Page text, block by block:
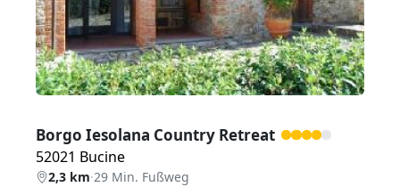
Borgo Iesolana Country Retreat
52021 Bucine
2,3 km·29 Min. Fußweg